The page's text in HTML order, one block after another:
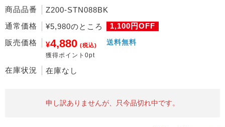
商品品番
Z200-STN088BK
通常価格
¥5,980のところ
1,100円OFF
販売価格
¥4,880 (税込)
獲得ポイント0pt
送料無料
在庫状況 在庫なし
申し訳ありませんが、只今品切れ中です。